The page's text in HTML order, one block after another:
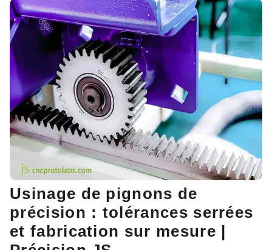
Usinage de pignons de
précision : tolérances serrées
et fabrication sur mesure |